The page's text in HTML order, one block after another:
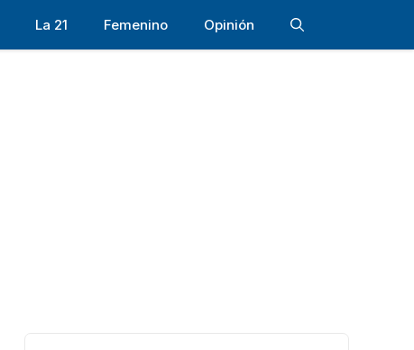
La 21 Femenino Opinión